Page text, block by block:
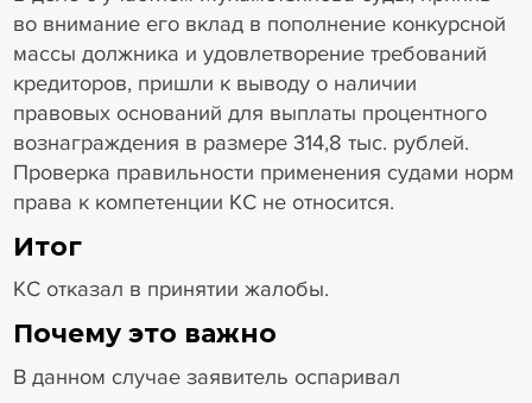
во внимание его вклад в пополнение конкурсной
массы должника и удовлетворение требований
кредиторов, пришли к выводу о наличии
правовых оснований для выплаты процентного
вознаграждения в размере 314,8 тыс. рублей.
Проверка правильности применения судами норм
права к компетенции КС не относится.
Итог
КС отказал в принятии жалобы.
Почему это важно
В данном случае заявитель оспаривал